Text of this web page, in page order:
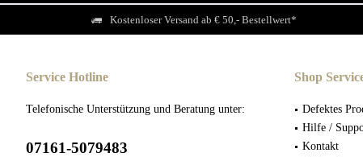
Kostenloser Versand ab € 50,- Bestellwert*
Service Hotline
Telefonische Unterstützung und Beratung unter:
07161-5079483
Shop
Defektes
Hilfe /
Kontakt